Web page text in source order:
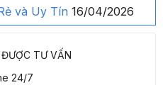
và Uy Tín 16/04/2026
ĐƯỢC TƯ VẤN
24/7